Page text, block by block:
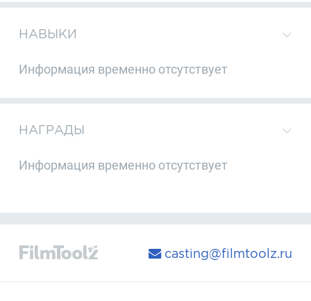
НАВЫКИ
Информация временно отсутствует
НАГРАДЫ
Информация временно отсутствует
casting@filmtoolz.ru